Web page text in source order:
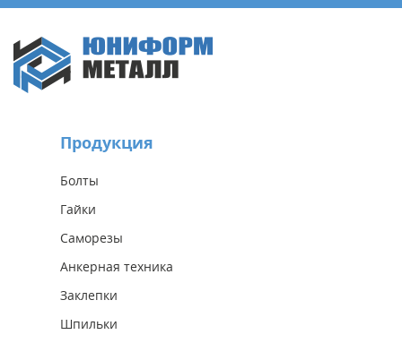
Продукция
Болты
Гайки
Саморезы
Анкерная техника
Заклепки
Шпильки